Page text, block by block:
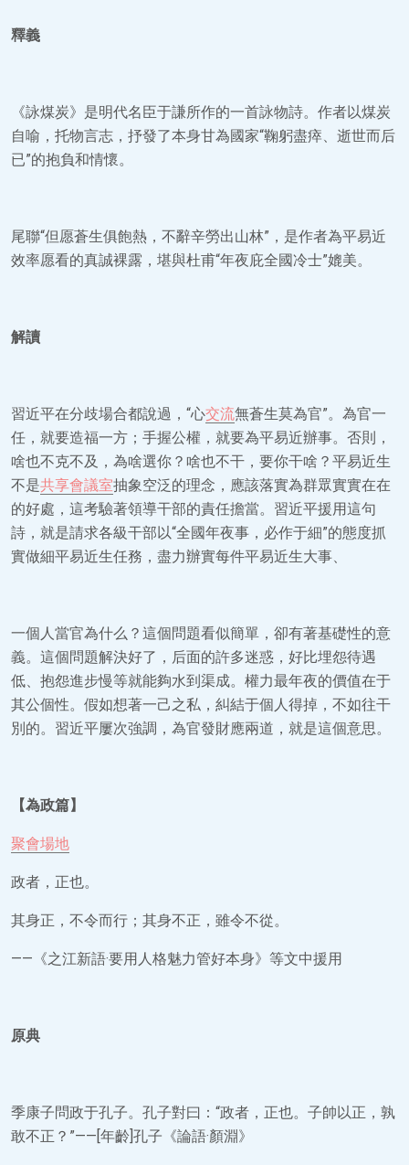
釋義
《詠煤炭》是明代名臣于謙所作的一首詠物詩。作者以煤炭
自喻，托物言志，抒發了本身甘為國家“鞠躬盡瘁、逝世而后
已”的抱負和情懷。
尾聯“但愿蒼生俱飽熱，不辭辛勞出山林”，是作者為平易近
效率愿看的真誠裸露，堪與杜甫“年夜庇全國冷士”媲美。
解讀
習近平在分歧場合都說過，“心交流無蒼生莫為官”。為官一
任，就要造福一方；手握公權，就要為平易近辦事。否則，
啥也不克不及，為啥選你？啥也不干，要你干啥？平易近生
不是共享會議室抽象空泛的理念，應該落實為群眾實實在在
的好處，這考驗著領導干部的責任擔當。習近平援用這句
詩，就是請求各級干部以“全國年夜事，必作于細”的態度抓
實做細平易近生任務，盡力辦實每件平易近生大事、
一個人當官為什么？這個問題看似簡單，卻有著基礎性的意
義。這個問題解決好了，后面的許多迷惑，好比埋怨待遇
低、抱怨進步慢等就能夠水到渠成。權力最年夜的價值在于
其公個性。假如想著一己之私，糾結于個人得掉，不如往干
別的。習近平屢次強調，為官發財應兩道，就是這個意思。
【為政篇】
聚會場地
政者，正也。
其身正，不令而行；其身不正，雖令不從。
——《之江新語·要用人格魅力管好本身》等文中援用
原典
季康子問政于孔子。孔子對曰：“政者，正也。子帥以正，孰
敢不正？”——[年齡]孔子《論語·顏淵》